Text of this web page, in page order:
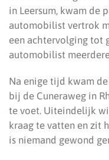
in Leersum, kwam de
automobilist vertrok
een achtervolging tot
automobilist
Na enige tijd kwam
bij de Cuneraweg in
te voet. Uiteindelijk
kraag te vatten en zit
is niemand gewond